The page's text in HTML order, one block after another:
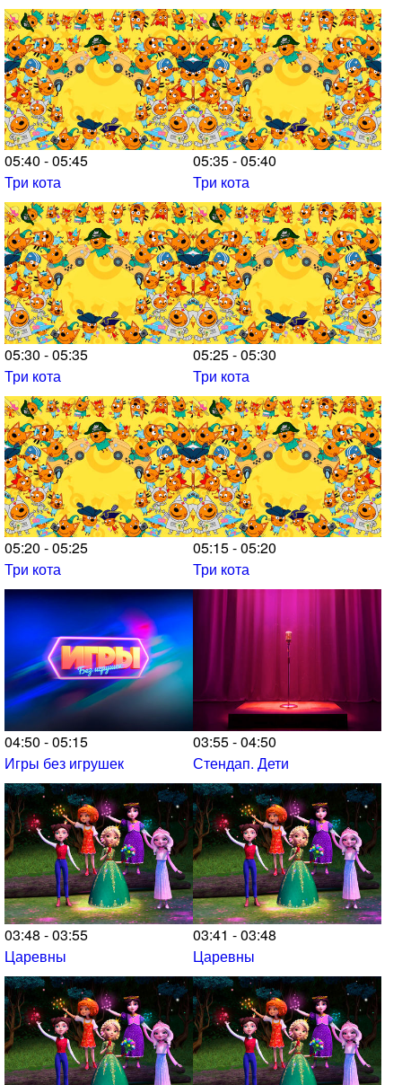
05:40 - 05:45
Три кота
05:35 - 05:40
Три кота
05:30 - 05:35
Три кота
05:25 - 05:30
Три кота
05:20 - 05:25
Три кота
05:15 - 05:20
Три кота
04:50 - 05:15
Игры без игрушек
03:55 - 04:50
Стендап. Дети
03:48 - 03:55
Царевны
03:41 - 03:48
Царевны